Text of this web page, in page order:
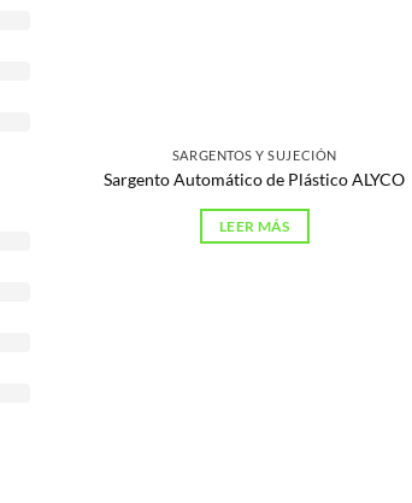
SARGENTOS Y SUJECIÓN
Sargento Automático de Plástico ALYCO
LEER MÁS